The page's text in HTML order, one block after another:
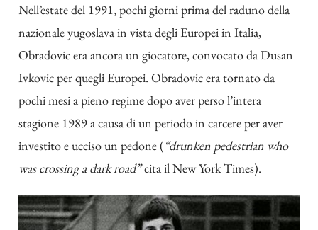
Nell’estate del 1991, pochi giorni prima del raduno della
nazionale yugoslava in vista degli Europei in Italia,
Obradovic era ancora un giocatore, convocato da Dusan
Ivkovic per quegli Europei. Obradovic era tornato da
pochi mesi a pieno regime dopo aver perso l’intera
stagione 1989 a causa di un periodo in carcere per aver
investito e ucciso un pedone (“drunken pedestrian who
was crossing a dark road”cita il New York Times).